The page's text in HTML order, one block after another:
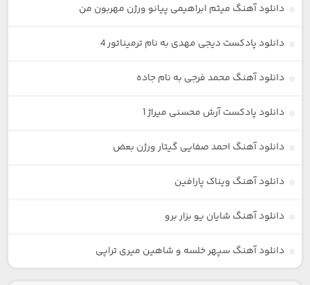
دانلود آهنگ میثم ابراهیمی پیانو ورژن مهربون من
دانلود پادکست دیجی مهدی به نام ترمیناتور 4
دانلود آهنگ محمد فرجی به نام جاده
دانلود پادکست آرش محسنی میراژ 1
دانلود آهنگ احمد صفایی گیتار ورژن بعض
دانلود آهنگ ویناک پارافین
دانلود آهنگ شایان یو بزار برو
دانلود آهنگ سپهر خلسه و شاهین میری تراپی